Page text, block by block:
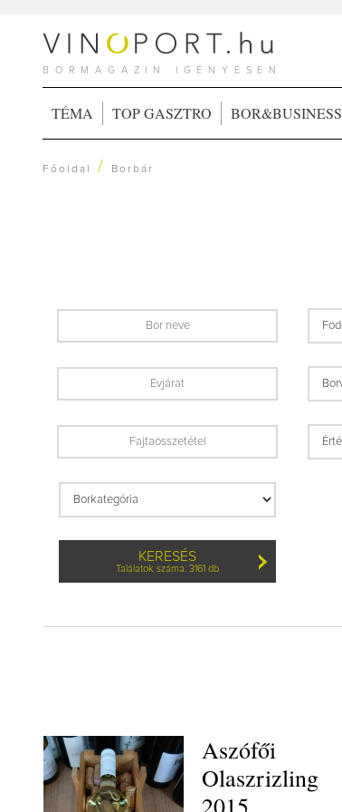
BORMAGAZIN IGÉNYESEN
TÉMA TOP GASZTRO BOR&BUSINESS
Főoldal / Borbár
KERESÉS
Találatok száma: 3161 db
Aszófői
Olaszrizling
2015